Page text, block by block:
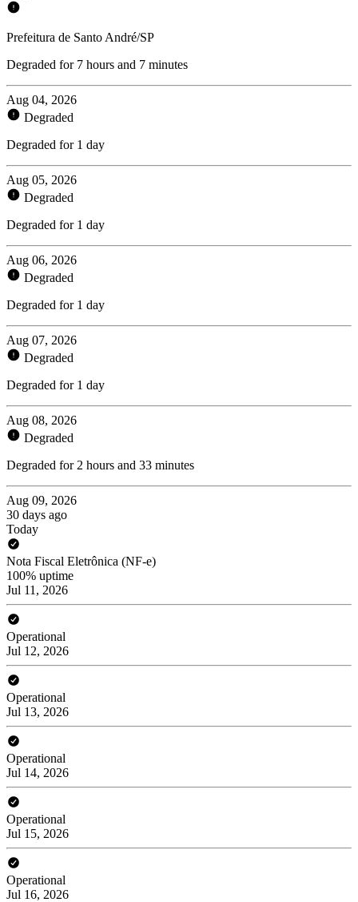
Prefeitura de Santo André/SP
Degraded for 7 hours and 7 minutes
Aug 04, 2026
Degraded
Degraded for 1 day
Aug 05, 2026
Degraded
Degraded for 1 day
Aug 06, 2026
Degraded
Degraded for 1 day
Aug 07, 2026
Degraded
Degraded for 1 day
Aug 08, 2026
Degraded
Degraded for 2 hours and 33 minutes
Aug 09, 2026
30 days ago
Today
Nota Fiscal Eletrônica (NF-e)
100% uptime
Jul 11, 2026
Operational
Jul 12, 2026
Operational
Jul 13, 2026
Operational
Jul 14, 2026
Operational
Jul 15, 2026
Operational
Jul 16, 2026